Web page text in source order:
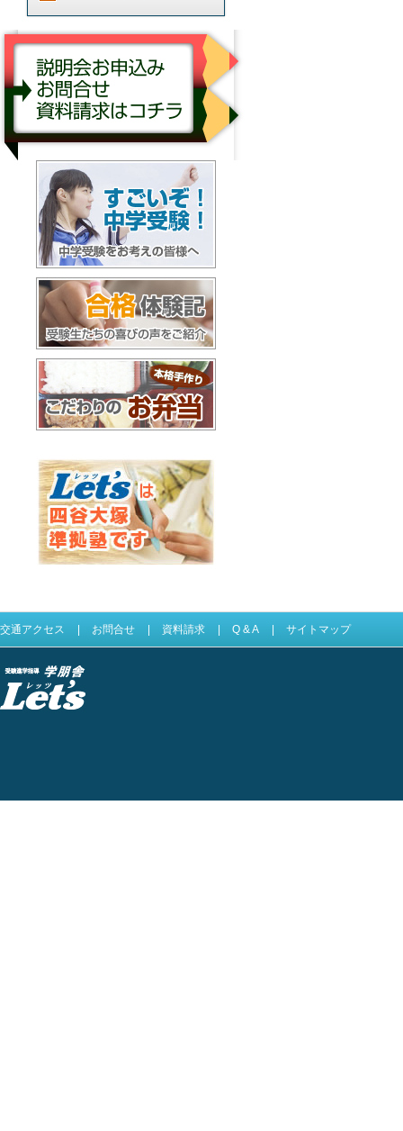
説明会お申し込み／お問合せ／資料請求はコチ
すごいぞ！中学受験
合格体験記
交通アクセス お問合せ 資料請求 Q & A サイトマップ